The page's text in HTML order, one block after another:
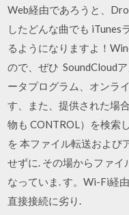
Web経由であろうと、
したどんな曲でも iTunes
るようになりますよ！
ので、ぜひ SoundCloud
ータプログラム、オンラ
す、また、提供された場
物も CONTROL）を検索
を 本ファイル転送および
せずに. その場からファ
なっていま. す。Wi-Fi経
直接接続に劣り.